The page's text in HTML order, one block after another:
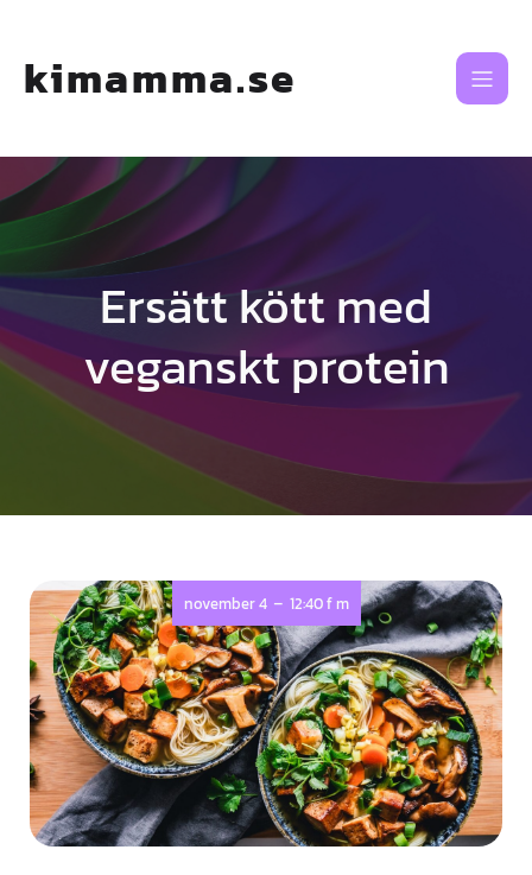
kimamma.se
Ersätt kött med
veganskt protein
november 4 - 12:40 f m